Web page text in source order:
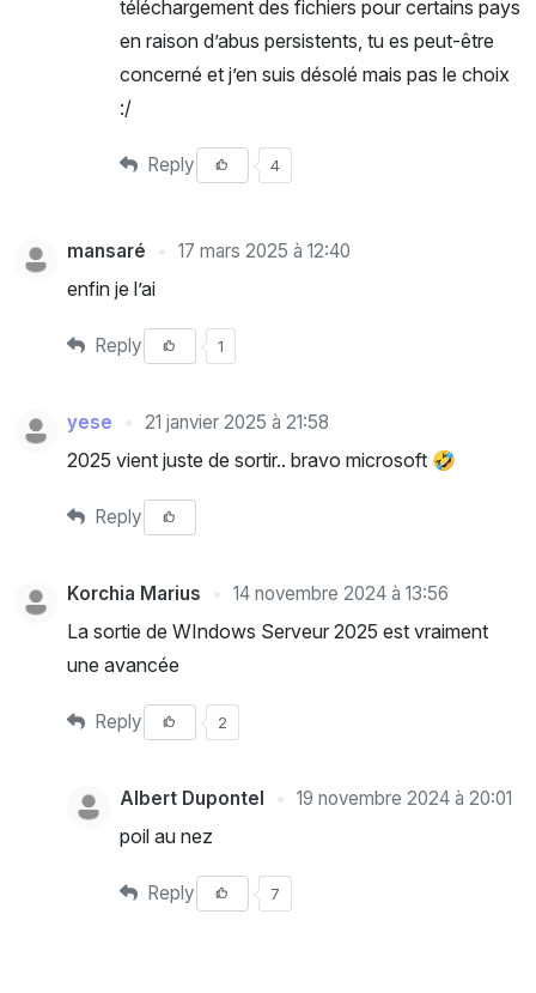
téléchargement des fichiers pour certains pays
en raison d’abus persistents, tu es peut-être
concerné et j’en suis désolé mais pas le choix
:/
Reply 4
mansaré 17 mars 2025 à 12:40
enfin je l’ai
Reply 1
yese 21 janvier 2025 à 21:58
2025 vient juste de sortir.. bravo microsoft 🤣
Reply
Korchia Marius 14 novembre 2024 à 13:56
La sortie de WIndows Serveur 2025 est vraiment
une avancée
Reply 2
Albert Dupontel 19 novembre 2024 à 20:01
poil au nez
Reply 7